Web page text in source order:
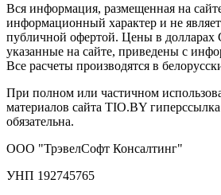
Вся информация, размещенная на
информационный характер и не
публичной офертой. Цены в
указанные на сайте, приведены с
Все расчеты производятся в
При полном или частичном
материалов сайта TIO.BY
обязательна.
ООО "ТрэвелСофт Консалтинг"
УНП 192745765